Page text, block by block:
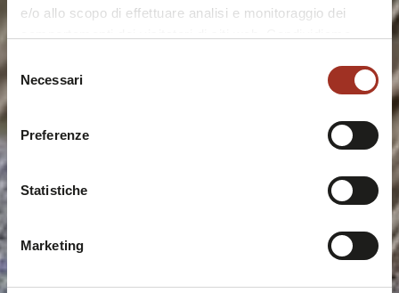
e/o allo scopo di effettuare analisi e monitoraggio dei
nostro sito, con i nostri partner che si occupano di analisi
dei dati web, pubblicità e social media, i quali potrebbero
combinarle con altre informazioni che l'utente ha fornito
loro o che sono stati raccolti durante l'utilizzo dei loro
Chiudendo questo disclaimer si prosegue la navigazione
solo con i cookie tecnici necessari. A questa pagina è
Selezione
del
consenso
Necessari
Preferenze
Statistiche
Marketing